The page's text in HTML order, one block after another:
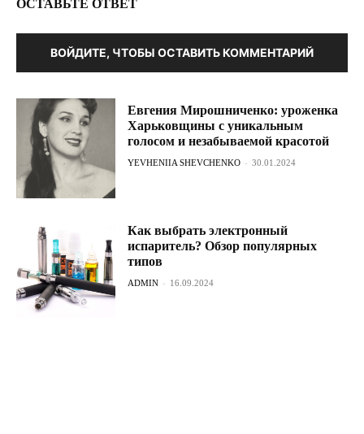
ОСТАВЬТЕ ОТВЕТ
ВОЙДИТЕ, ЧТОБЫ ОСТАВИТЬ КОММЕНТАРИЙ
Евгения Мирошниченко: уроженка
Харьковщины с уникальным
голосом и незабываемой красотой
YEVHENIIA SHEVCHENKO - 30.01.2024
Как выбрать электронный
испаритель? Обзор популярных
типов
ADMIN - 16.09.2024